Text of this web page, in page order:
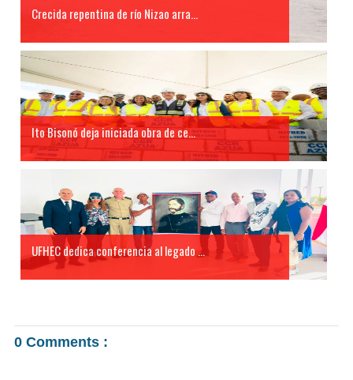
Crecida repentina de río Nizao arra...
Ito Bisonó deja iniciada obra de ce...
UFHEC dedica conferencia al legado ...
0 Comments :